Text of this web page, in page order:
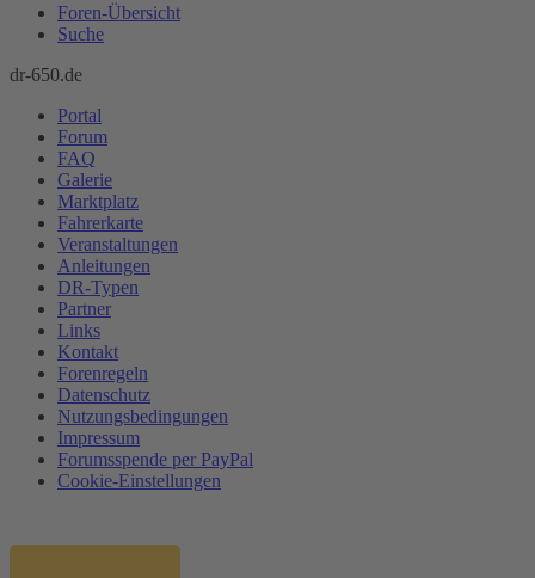
Foren-Übersicht
Suche
dr-650.de
Portal
Forum
FAQ
Galerie
Marktplatz
Fahrerkarte
Veranstaltungen
Anleitungen
DR-Typen
Partner
Links
Kontakt
Forenregeln
Datenschutz
Nutzungsbedingungen
Impressum
Forumsspende per PayPal
Cookie-Einstellungen